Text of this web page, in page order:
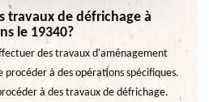
travaux de défrichage à
le 19340?
des travaux d'aménagement
procéder à des opérations spécifiques.
à des travaux de défrichage.